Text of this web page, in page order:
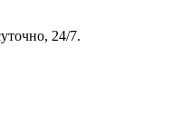
24/7.